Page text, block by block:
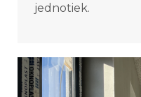
jednotiek.